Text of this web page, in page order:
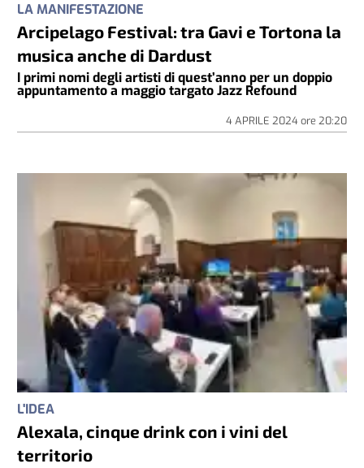
LA MANIFESTAZIONE
Arcipelago Festival: tra Gavi e Tortona la
musica anche di Dardust
I primi nomi degli artisti di quest’anno per un doppio
appuntamento a maggio targato Jazz Refound
4 APRILE 2024ore 20:20
L'IDEA
Alexala, cinque drink con i vini del
territorio